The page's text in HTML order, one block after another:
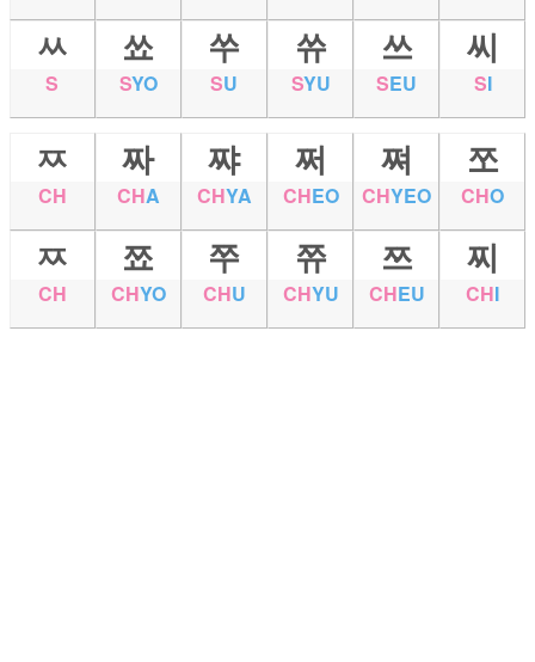
ㅆ
S
쑈
SYO
쑤
SU
쓔
SYU
쓰
SEU
씨
SI
ㅉ
CH
짜
CHA
쨔
CHYA
쩌
CHEO
쪄
CHYEO
쪼
CHO
ㅉ
CH
쬬
CHYO
쭈
CHU
쮸
CHYU
쯔
CHEU
찌
CHI